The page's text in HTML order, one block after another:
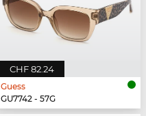
CHF 82.24
Guess
GU7742 - 57G